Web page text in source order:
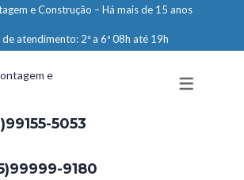
e Construção – Há mais de 15 anos
atendimento: 2ª a 6ª 08h até 19h
5053
9180